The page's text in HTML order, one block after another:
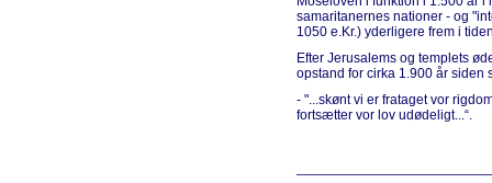
samaritanernes nationer - og
1050 e.Kr.) yderligere frem i
Efter Jerusalems og templets
opstand for cirka 1.900 år siden
- "...skønt vi er frataget vor
fortsætter vor lov udødeligt...“.